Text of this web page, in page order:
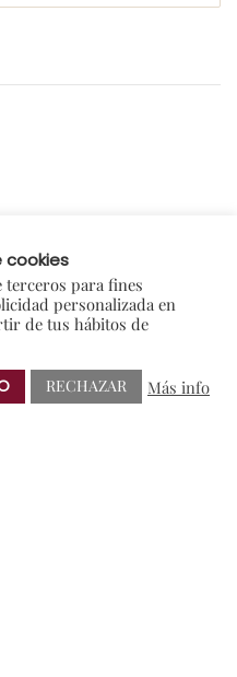
cookies
terceros para fines
personalizada en
de tus hábitos de
RECHAZAR Más info